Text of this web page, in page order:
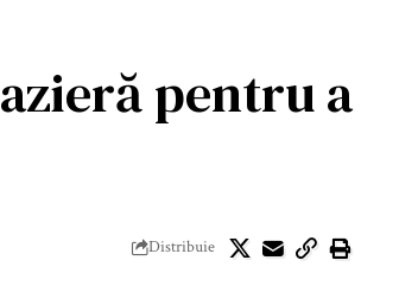
pentru a
Distribuie